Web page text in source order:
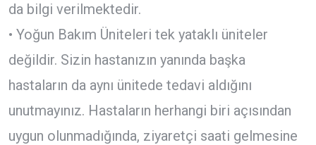
da bilgi verilmektedir.
• Yoğun Bakım Üniteleri tek yataklı üniteler
değildir. Sizin hastanızın yanında başka
hastaların da aynı ünitede tedavi aldığını
unutmayınız. Hastaların herhangi biri açısından
uygun olunmadığında, ziyaretçi saati gelmesine